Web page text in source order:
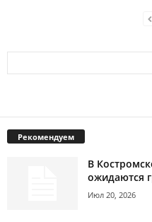
Рекомендуем
В
ожидаются
Июл 20, 2026